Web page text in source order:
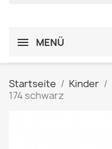
MENÜ
Startseite Kinder
174 schwarz